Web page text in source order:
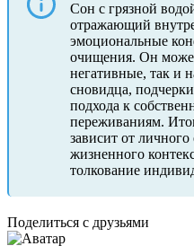
Сон с грязной
отражающий
эмоциональные
очищения. Он
негативные, так и
сновидца,
подхода к
переживаниям.
зависит от
жизненного
толкование
Поделиться с друзьями